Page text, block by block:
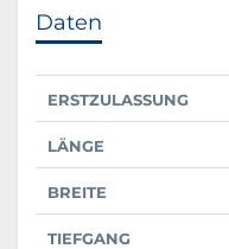
Daten
ERSTZULASSUNG
LÄNGE
BREITE
TIEFGANG